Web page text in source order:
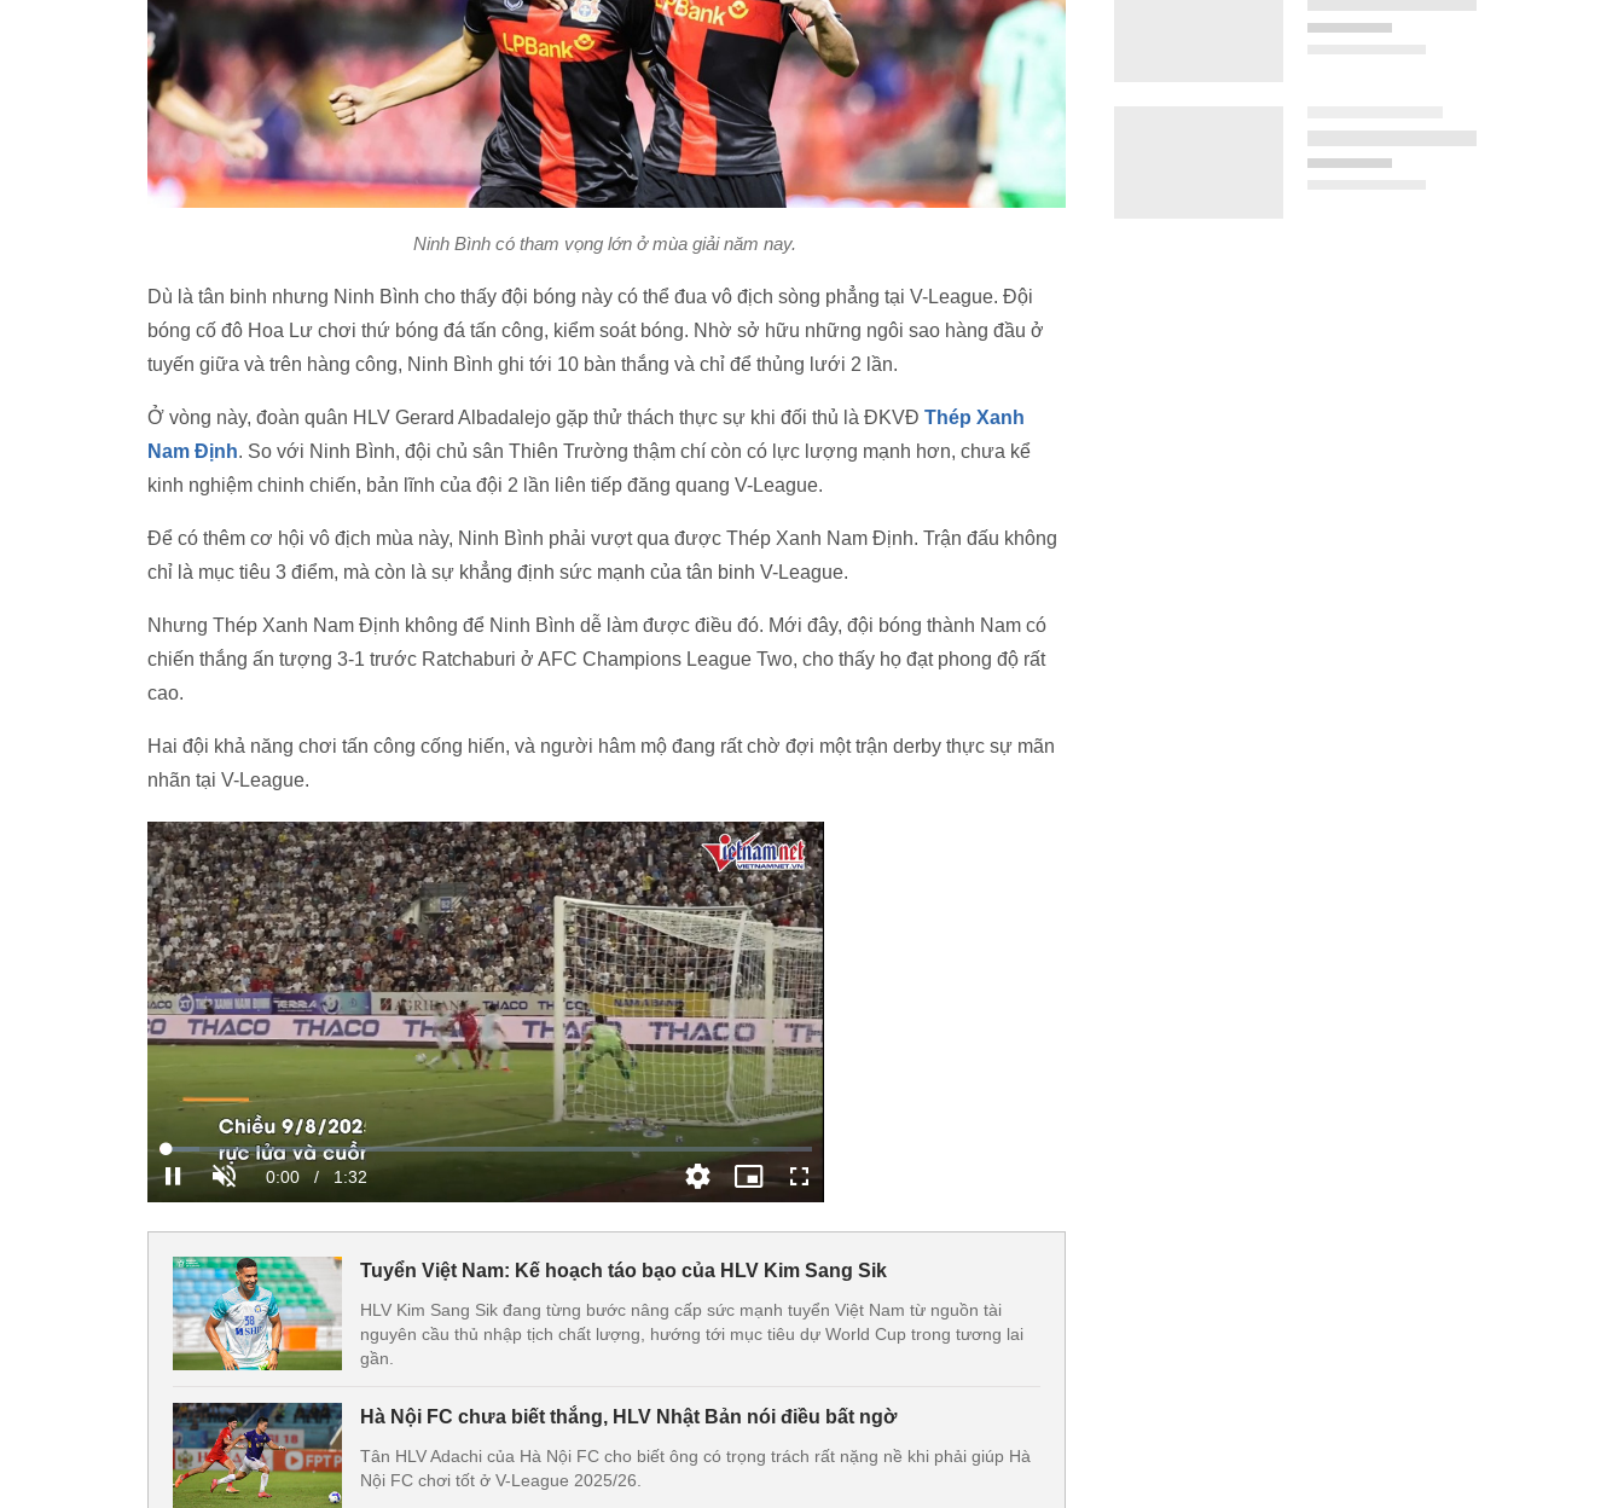
Ninh Bình có tham vọng lớn ở mùa giải năm nay.
Dù là tân binh nhưng Ninh Bình cho thấy đội bóng này có thể đua vô địch sòng phẳng tại V-League. Đội
bóng cố đô Hoa Lư chơi thứ bóng đá tấn công, kiểm soát bóng. Nhờ sở hữu những ngôi sao hàng đầu ở
tuyến giữa và trên hàng công, Ninh Bình ghi tới 10 bàn thắng và chỉ để thủng lưới 2 lần.
Ở vòng này, đoàn quân HLV Gerard Albadalejo gặp thử thách thực sự khi đối thủ là ĐKVĐ Thép Xanh
Nam Định. So với Ninh Bình, đội chủ sân Thiên Trường thậm chí còn có lực lượng mạnh hơn, chưa kể
kinh nghiệm chinh chiến, bản lĩnh của đội 2 lần liên tiếp đăng quang V-League.
Để có thêm cơ hội vô địch mùa này, Ninh Bình phải vượt qua được Thép Xanh Nam Định. Trận đấu không
chỉ là mục tiêu 3 điểm, mà còn là sự khẳng định sức mạnh của tân binh V-League.
Nhưng Thép Xanh Nam Định không để Ninh Bình dễ làm được điều đó. Mới đây, đội bóng thành Nam có
chiến thắng ấn tượng 3-1 trước Ratchaburi ở AFC Champions League Two, cho thấy họ đạt phong độ rất
cao.
Hai đội khả năng chơi tấn công cống hiến, và người hâm mộ đang rất chờ đợi một trận derby thực sự mãn
nhãn tại V-League.
Tuyển Việt Nam: Kế hoạch táo bạo của HLV Kim Sang Sik
HLV Kim Sang Sik đang từng bước nâng cấp sức mạnh tuyển Việt Nam từ nguồn tài
nguyên cầu thủ nhập tịch chất lượng, hướng tới mục tiêu dự World Cup trong tương lai
gần.
Hà Nội FC chưa biết thắng, HLV Nhật Bản nói điều bất ngờ
Tân HLV Adachi của Hà Nội FC cho biết ông có trọng trách rất nặng nề khi phải giúp Hà
Nội FC chơi tốt ở V-League 2025/26.